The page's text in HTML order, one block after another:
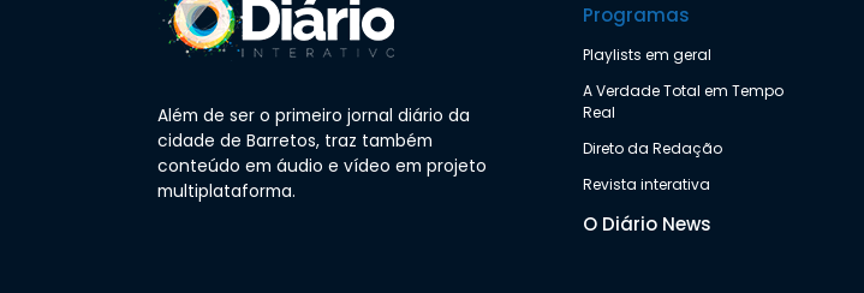
Além de ser o primeiro jornal diário da
cidade de Barretos, traz também
conteúdo em áudio e vídeo em projeto
multiplataforma.
Programas
Playlists em geral
A Verdade Total em Tempo
Real
Direto da Redação
Revista interativa
O Diário News